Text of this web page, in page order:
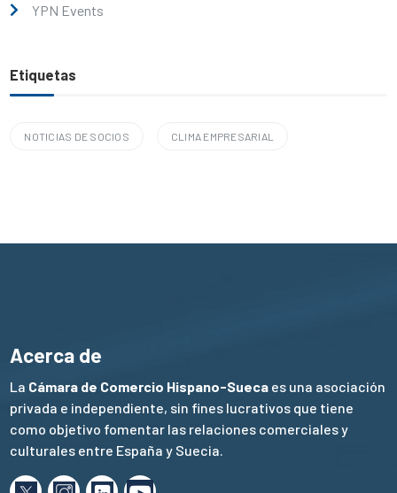
YPN Events
Etiquetas
NOTICIAS DE SOCIOS CLIMA EMPRESARIAL
Acerca de
La Cámara de Comercio Hispano-Sueca es una asociación
privada e independiente, sin fines lucrativos que tiene
como objetivo fomentar las relaciones comerciales y
culturales entre España y Suecia.